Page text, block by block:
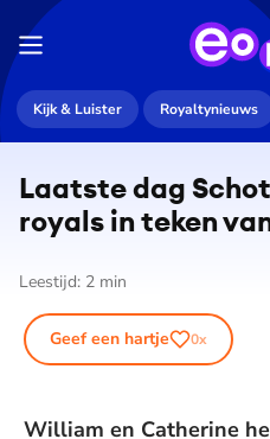
Kijk & Luister Royaltynieuws
Laatste dag
royals in teken
Leestijd: 2 min
Geef een hartje 0x
William en Catherine